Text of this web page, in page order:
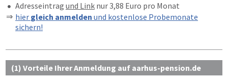
Adresseintrag und Link nur 3,88 Euro pro Monat
hier gleich anmelden und kostenlose Probemonate
sichern!
(1) Vorteile Ihrer Anmeldung auf aarhus-pension.de